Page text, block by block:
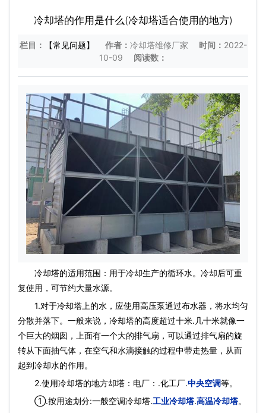
冷却塔的作用是什么(冷却塔适合使用的地方)
栏目： 【常见问题】 作者： 冷却塔维修厂家 时间： 2022-
10-09
阅读数：
冷却塔的适用范围：用于冷却生产的循环水。冷却后可重
复使用，可节约大量水源。
1.对于冷却塔上的水，应使用高压泵通过布水器，将水均匀
分散并落下。一般来说，冷却塔的高度超过十米.几十米就像一
个巨大的烟囱，上面有一个大的排气扇，可以通过排气扇的旋
转从下面抽气体，在空气和水滴接触的过程中带走热量，从而
起到冷却水的作用。
2.使用冷却塔的地方却塔：电厂：.化工厂.中央空调等。
①.按用途划分:一般空调冷却塔.工业冷却塔.高温冷却塔。